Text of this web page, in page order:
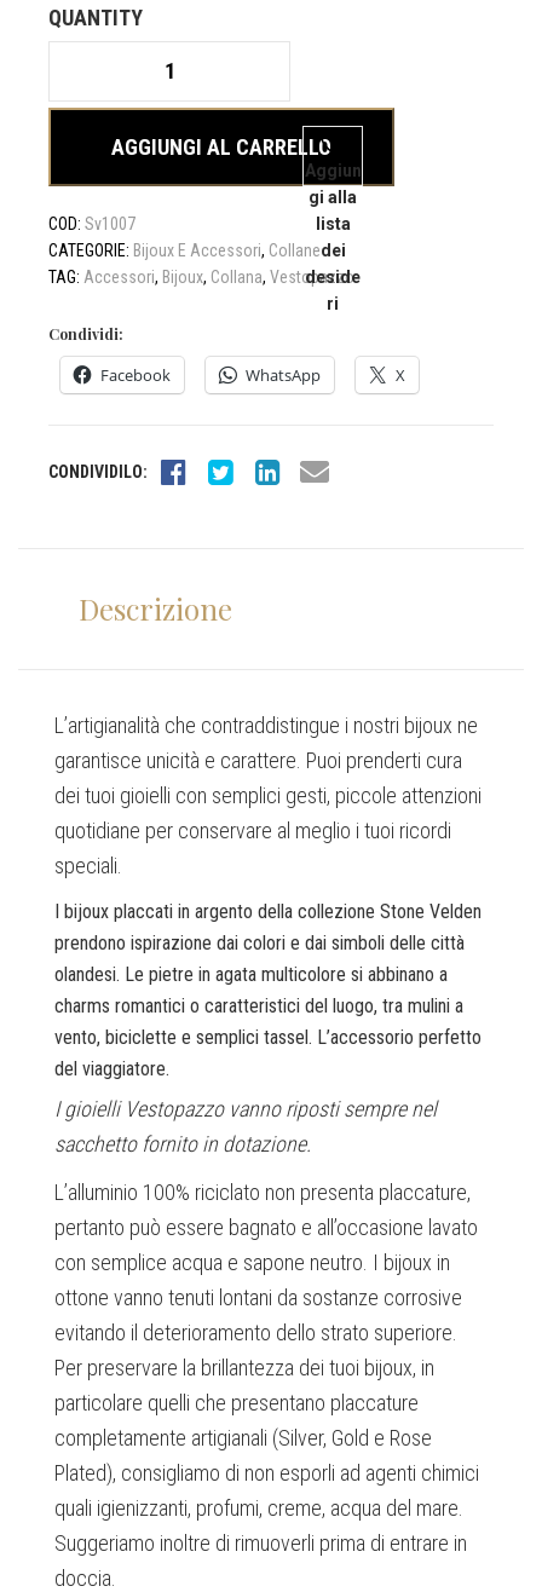
originale
era:
19,50€.
attuale
è:
18,00€.
SFERE
AGGIUNGI AL CARRELLO
Aggiun
gi alla
lista
dei
deside
ri
COD: Sv1007
CATEGORIE: Bijoux E Accessori, Collane
TAG: Accessori, Bijoux, Collana, Vestopazzo
Condividi:
Facebook WhatsApp X
CONDIVIDILO:
Descrizione
L’artigianalità che contraddistingue i nostri bijoux ne
garantisce unicità e carattere. Puoi prenderti cura
dei tuoi gioielli con semplici gesti, piccole attenzioni
quotidiane per conservare al meglio i tuoi ricordi
speciali.
I bijoux placcati in argento della collezione Stone Velden
prendono ispirazione dai colori e dai simboli delle città
olandesi. Le pietre in agata multicolore si abbinano a
charms romantici o caratteristici del luogo, tra mulini a
vento, biciclette e semplici tassel. L’accessorio perfetto
del viaggiatore.
I gioielli Vestopazzo vanno riposti sempre nel
sacchetto fornito in dotazione.
L’alluminio 100% riciclato non presenta placcature,
pertanto può essere bagnato e all’occasione lavato
con semplice acqua e sapone neutro. I bijoux in
ottone vanno tenuti lontani da sostanze corrosive
evitando il deterioramento dello strato superiore.
Per preservare la brillantezza dei tuoi bijoux, in
particolare quelli che presentano placcature
completamente artigianali (Silver, Gold e Rose
Plated), consigliamo di non esporli ad agenti chimici
quali igienizzanti, profumi, creme, acqua del mare.
Suggeriamo inoltre di rimuoverli prima di entrare in
doccia.